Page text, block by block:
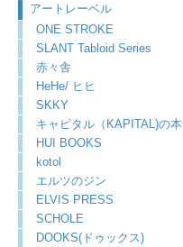
アートレーベル
ONE STROKE
SLANT Tabloid Series
赤々舎
HeHe/ ヒヒ
SKKY
キャピタル（KAPITAL)の本
HUI BOOKS
kotol
エルツのジン
ELVIS PRESS
SCHOLE
DOOKS(ドゥックス)